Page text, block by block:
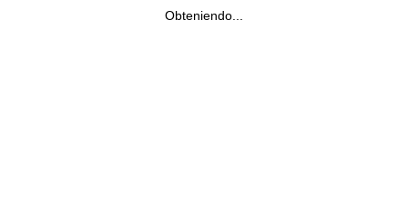
Obteniendo...